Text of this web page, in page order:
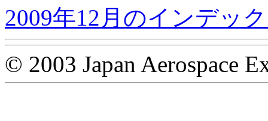
2009年12月のインデッ
© 2003 Japan Aerospace